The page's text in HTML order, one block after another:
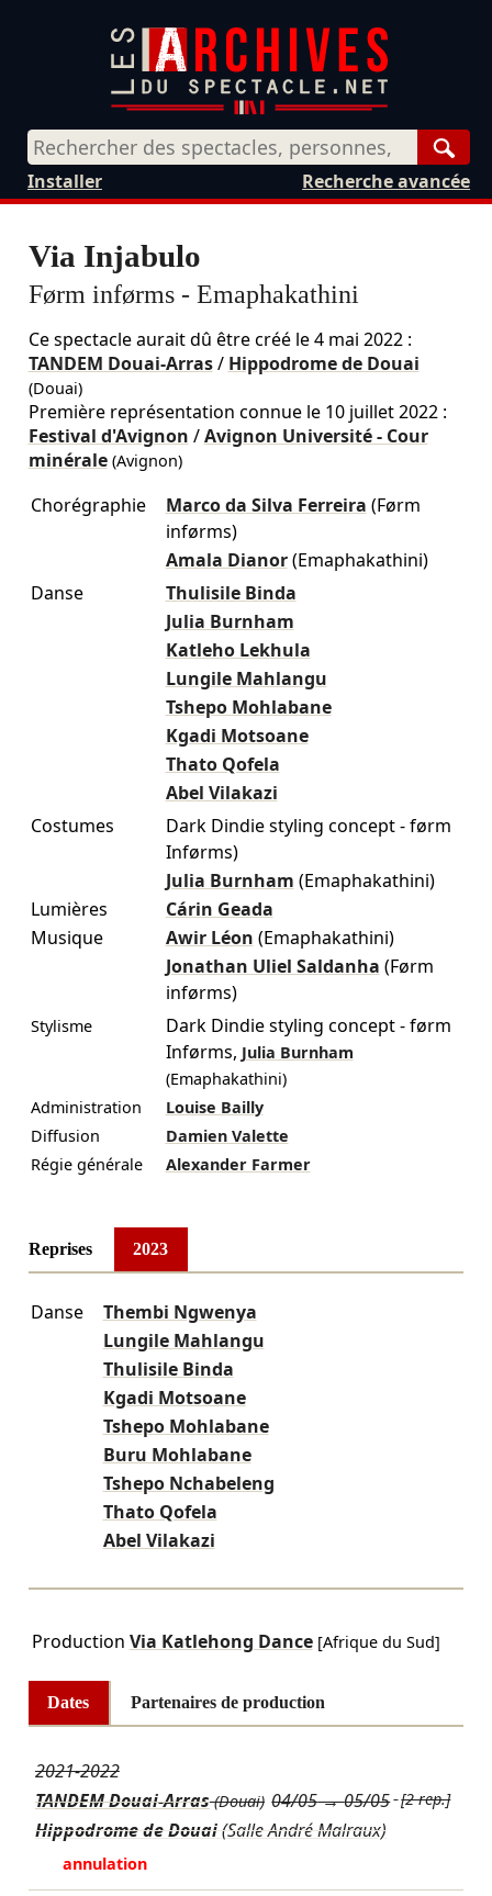
Recherche avancée
Installer
Via Injabulo
Førm inførms - Emaphakathini
Ce spectacle aurait dû être créé le4 mai 2022:
TANDEM Douai-Arras/ Hippodrome de Douai
(Douai)
Première représentation connue le 10 juillet 2022 :
Festival d'Avignon /Avignon Université - Cour
minérale(Avignon)
Chorégraphie Marco da Silva Ferreira (Førm
inførms)
Amala Dianor (Emaphakathini)
Danse
Thulisile Binda
Julia Burnham
Katleho Lekhula
Lungile Mahlangu
Tshepo Mohlabane
Kgadi Motsoane
Thato Qofela
Abel Vilakazi
Costumes
Dark Dindie styling concept - førm
Inførms)
Julia Burnham (Emaphakathini)
Lumières
Cárin Geada
Musique
Awir Léon (Emaphakathini)
Jonathan Uliel Saldanha (Førm
inførms)
Stylisme
Dark Dindie styling concept - førm
Inførms, Julia Burnham
(Emaphakathini)
Administration
Louise Bailly
Diffusion
Damien Valette
Régie générale
Alexander Farmer
Reprises 2023
Danse
Thembi Ngwenya
Lungile Mahlangu
Thulisile Binda
Kgadi Motsoane
Tshepo Mohlabane
Buru Mohlabane
Tshepo Nchabeleng
Thato Qofela
Abel Vilakazi
Production Via Katlehong Dance[Afrique du Sud]
Dates Partenaires de production
2021-2022
TANDEM Douai-Arras(Douai) 04/05→05/05 [2 rep.]
Hippodrome de Douai(Salle André Malraux)
annulation